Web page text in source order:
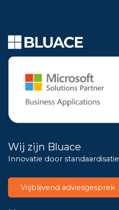
Wij zijn Bluace
Innovatie door standaardisatie
Vrijblijvend adviesgesprek